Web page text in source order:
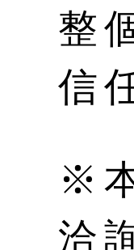
整
信
※
洽